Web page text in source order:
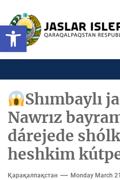
Open toolbar
content
Ózbekstan
Shımbaylı
Nawrız
dárejede
heshkim
Қарақалпақстан Monday March